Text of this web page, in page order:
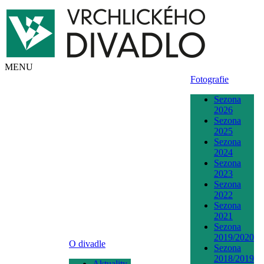
MENU
O divadle
Fotografie
Sezona
2026
Sezona
2025
Sezona
2024
Sezona
2023
Sezona
2022
Sezona
2021
Sezona
2019/2020
Sezona
2018/2019